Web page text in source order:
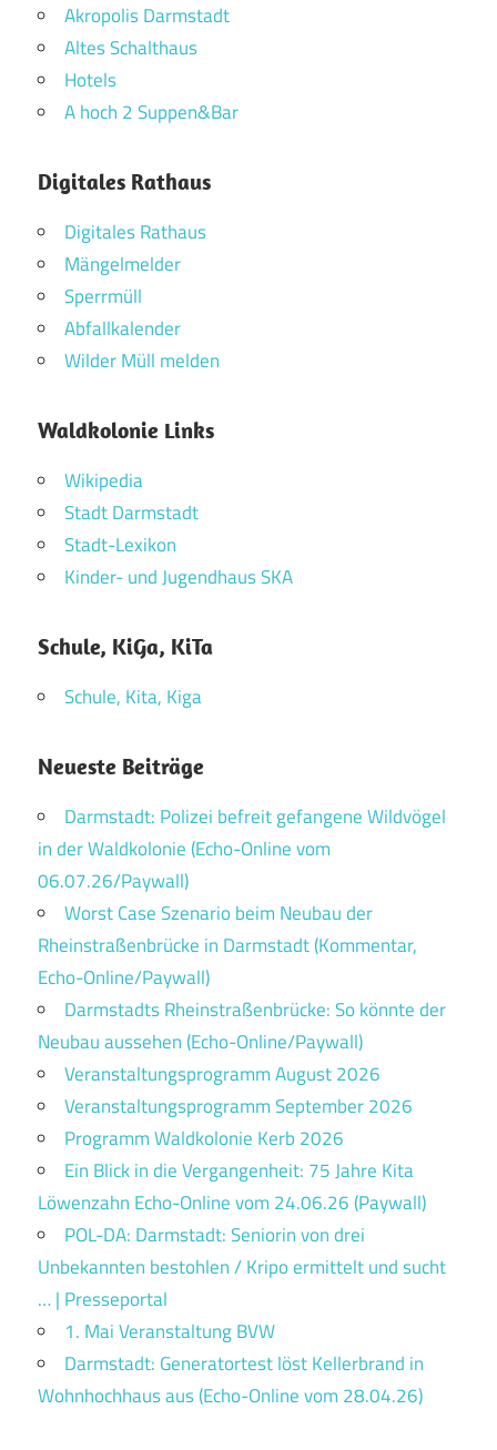
Akropolis Darmstadt
Altes Schalthaus
Hotels
A hoch 2 Suppen&Bar
Digitales Rathaus
Digitales Rathaus
Mängelmelder
Sperrmüll
Abfallkalender
Wilder Müll melden
Waldkolonie Links
Wikipedia
Stadt Darmstadt
Stadt-Lexikon
Kinder- und Jugendhaus SKA
Schule, KiGa, KiTa
Schule, Kita, Kiga
Neueste Beiträge
Darmstadt: Polizei befreit gefangene Wildvögel
in der Waldkolonie (Echo-Online vom
06.07.26/Paywall)
Worst Case Szenario beim Neubau der
Rheinstraßenbrücke in Darmstadt (Kommentar,
Echo-Online/Paywall)
Darmstadts Rheinstraßenbrücke: So könnte der
Neubau aussehen (Echo-Online/Paywall)
Veranstaltungsprogramm August 2026
Veranstaltungsprogramm September 2026
Programm Waldkolonie Kerb 2026
Ein Blick in die Vergangenheit: 75 Jahre Kita
Löwenzahn Echo-Online vom 24.06.26 (Paywall)
POL-DA: Darmstadt: Seniorin von drei
Unbekannten bestohlen / Kripo ermittelt und sucht
… | Presseportal
1. Mai Veranstaltung BVW
Darmstadt: Generatortest löst Kellerbrand in
Wohnhochhaus aus (Echo-Online vom 28.04.26)